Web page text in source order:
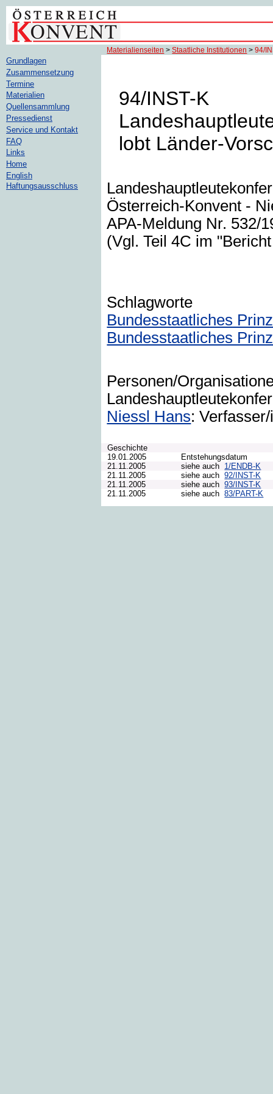
Materialienseiten >Staatliche Institutionen >94/
94/INST-K
lobt Länder-
Österreich-Konvent -
APA-Meldung Nr. 532/
(Vgl. Teil 4C im
Schlagworte
Bundesstaatliches
Bundesstaatliches
Personen/
Niessl Hans:
Geschichte
19.01.2005
Entstehungsdatum
21.11.2005
siehe auch 1/ENDB-K
21.11.2005
siehe auch 92/INST-K
21.11.2005
siehe auch 93/INST-K
21.11.2005
siehe auch 83/PART-K
Grundlagen
Zusammensetzung
Termine
Materialien
Quellensammlung
Pressedienst
Service und Kontakt
FAQ
Links
Home
English
Haftungsausschluss